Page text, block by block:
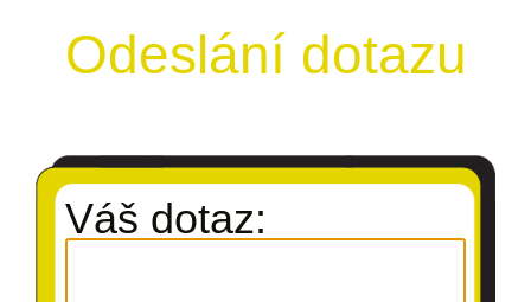
Odeslání dotazu
Váš dotaz: